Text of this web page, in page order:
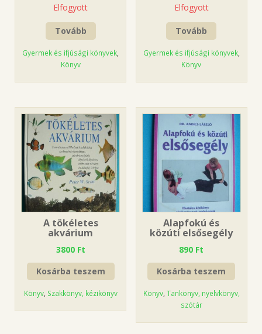
Elfogyott
Tovább
Gyermek és ifjúsági könyvek
Könyv
Elfogyott
Tovább
Gyermek és ifjúsági könyvek,
Könyv
A tökéletes
akvárium
3800 Ft
Kosárba teszem
Könyv, Szakkönyv, kézikönyv
Alapfokú és
közúti elsősegély
890 Ft
Kosárba teszem
Könyv, Tankönyv, nyelvkönyv,
szótár